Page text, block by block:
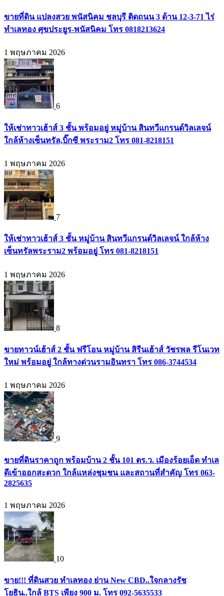
ขายที่ดิน แปลงสวย พนัสนิคม ชลบุรี ติดถนน 3 ด้าน 12-3-71 ไร่
ทำเลทอง ศุขประยูร-พนัสนิคม โทร 0818213624
1 พฤษภาคม 2026
6
ให้เช่าทาวเฮ้าส์ 3 ชั้น พร้อมอยู่ หมู่บ้าน สินทวีแกรนด์วิลเลจน์
ใกล้ห้างเซ็นทรัล,บิ๊กซี พระราม2 โทร 081-8218151
1 พฤษภาคม 2026
7
ให้เช่าทาวเฮ้าส์ 3 ชั้น หมู่บ้าน สินทวีแกรนด์วิลเลจน์ ใกล้ห้าง
เซ็นทรัลพระราม2 พร้อมอยู่ โทร 081-8218151
1 พฤษภาคม 2026
8
ขายทาวน์เฮ้าส์ 2 ชั้น ฟรีโอน หมู่บ้าน สิรีนเฮ้าส์ วัชรพล รีโนเวท
ใหม่ พร้อมอยู่ ใกล้ทางด่วนรามอินทรา โทร 086-3744534
1 พฤษภาคม 2026
9
ขายที่ดินราคาถูก พร้อมบ้าน 2 ชั้น 101 ตร.ว. เมืองร้อยเอ็ด ทำเล
ดีเข้าออกสะดวก ใกล้แหล่งชุมชน และสถานที่สำคัญ โทร 063-
2825635
1 พฤษภาคม 2026
10
ขาย!!! ที่ดินสวย ทำเลทอง ย่าน New CBD..ใจกลางรัช
โยธิน..ใกล้ BTS เพียง 900 ม. โทร 092-5635533